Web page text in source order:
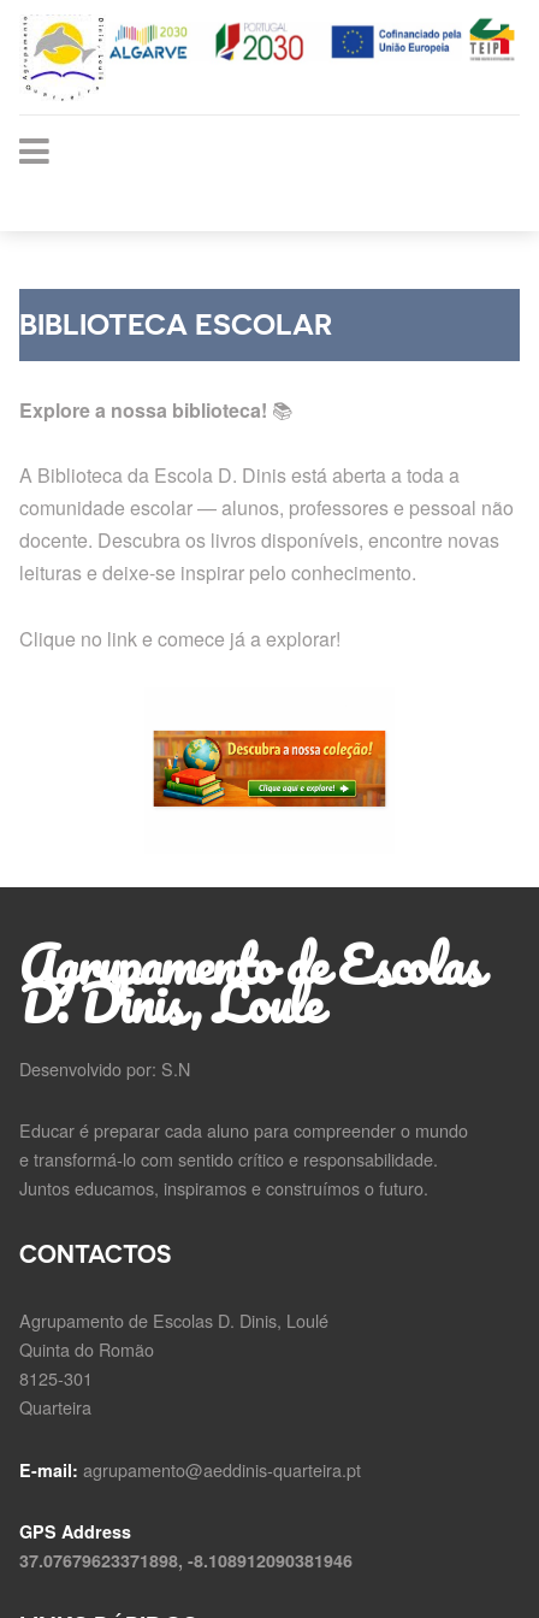
BIBLIOTECA ESCOLAR
Explore a nossa biblioteca! 📚
A Biblioteca da Escola D. Dinis está aberta a toda a
comunidade escolar — alunos, professores e pessoal não
docente. Descubra os livros disponíveis, encontre novas
leituras e deixe-se inspirar pelo conhecimento.
Clique no link e comece já a explorar!
Agrupamento de Escolas
D. Dinis, Loule
Desenvolvido por: S.N
Educar é preparar cada aluno para compreender o mundo
e transformá-lo com sentido crítico e responsabilidade.
Juntos educamos, inspiramos e construímos o futuro.
CONTACTOS
Agrupamento de Escolas D. Dinis, Loulé
Quinta do Romão
8125-301
Quarteira
E-mail: agrupamento@aeddinis-quarteira.pt
GPS Address
37.07679623371898, -8.108912090381946